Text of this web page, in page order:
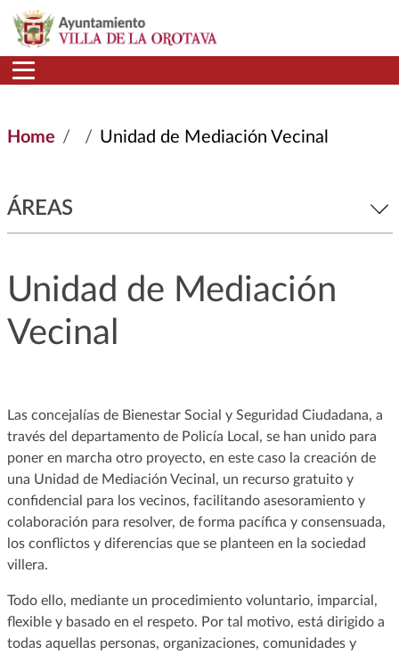
Skip to main content
Home Unidad de Mediación Vecinal
ÁREAS
Unidad de Mediación
Vecinal
Las concejalías de Bienestar Social y Seguridad Ciudadana, a
través del departamento de Policía Local, se han unido para
poner en marcha otro proyecto, en este caso la creación de
una Unidad de Mediación Vecinal, un recurso gratuito y
confidencial para los vecinos, facilitando asesoramiento y
colaboración para resolver, de forma pacífica y consensuada,
los conflictos y diferencias que se planteen en la sociedad
villera.
Todo ello, mediante un procedimiento voluntario, imparcial,
flexible y basado en el respeto. Por tal motivo, está dirigido a
todas aquellas personas, organizaciones, comunidades y